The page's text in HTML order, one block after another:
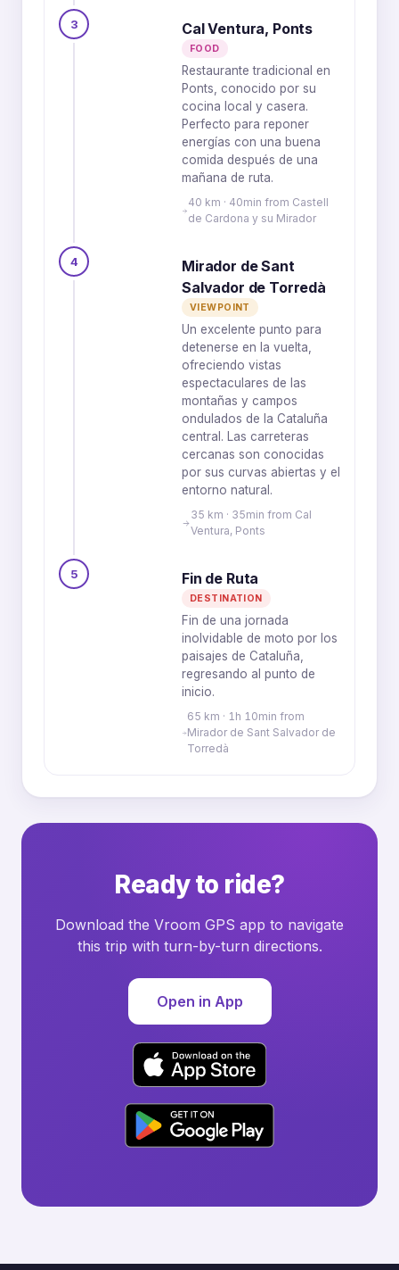
3 Cal Ventura, Ponts
FOOD
Restaurante tradicional en
Ponts, conocido por su
cocina local y casera.
Perfecto para reponer
energías con una buena
comida después de una
mañana de ruta.
40 km · 40min from Castell
de Cardona y su Mirador
4
Mirador de Sant
Salvador de Torredà
VIEWPOINT
Un excelente punto para
detenerse en la vuelta,
ofreciendo vistas
espectaculares de las
montañas y campos
ondulados de la Cataluña
central. Las carreteras
cercanas son conocidas
por sus curvas abiertas y el
entorno natural.
35 km · 35min from Cal
Ventura, Ponts
5 Fin de Ruta
DESTINATION
Fin de una jornada
inolvidable de moto por los
paisajes de Cataluña,
regresando al punto de
inicio.
65 km · 1h 10min from
Mirador de Sant Salvador de
Torredà
Ready to ride?
Download the Vroom GPS app to navigate
this trip with turn-by-turn directions.
Open in App